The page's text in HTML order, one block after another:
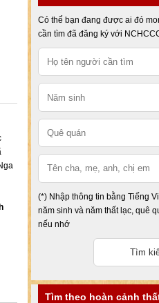
Có thể bạn đang được ai đó
cần tìm đã đăng ký với
(*) Nhập thông tin bằng Tiếng
năm sinh và năm thất lạc, quê
nếu nhớ
Tìm theo hoàn cảnh